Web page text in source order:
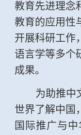
教育先进理念
教育的应用性
开展科研工作
语言学等多个
成果。
为助推中
世界了解中国
国际推广与